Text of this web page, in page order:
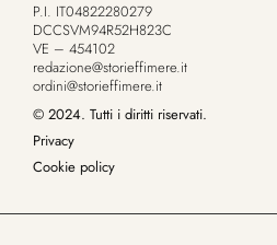
P.I. IT04822280279
DCCSVM94R52H823C
VE – 454102
redazione@storieffimere.it
ordini@storieffimere.it
© 2024. Tutti i diritti riservati.
Privacy
Cookie policy